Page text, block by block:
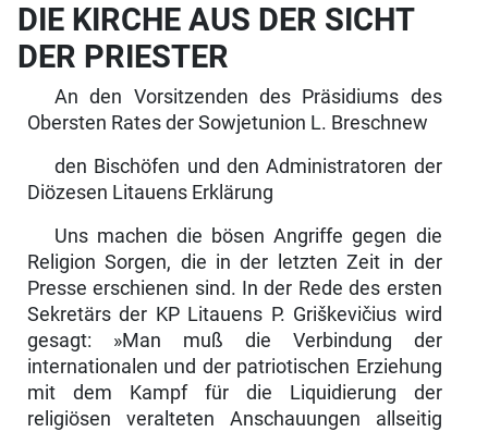
DIE KIRCHE AUS DER SICHT
DER PRIESTER
An den Vorsitzenden des Präsidiums des
Obersten Rates der Sowjetunion L. Breschnew
den Bischöfen und den Administratoren der
Diözesen Litauens Erklärung
Uns machen die bösen Angriffe gegen die
Religion Sorgen, die in der letzten Zeit in der
Presse erschienen sind. In der Rede des ersten
Sekretärs der KP Litauens P. Griškevičius wird
gesagt: »Man muß die Verbindung der
internationalen und der patriotischen Erziehung
mit dem Kampf für die Liquidierung der
religiösen veralteten Anschauungen allseitig